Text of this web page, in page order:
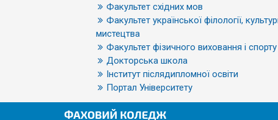
Факультет східних мов
Факультет української філології,
мистецтва
Факультет фізичного виховання і спорту
Докторська школа
Інститут післядипломної освіти
Портал Університету